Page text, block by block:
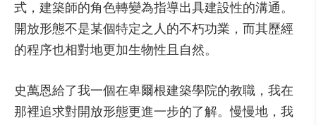
式，建築師的角色轉變為指導出具建設性的溝通。
開放形態不是某個特定之人的不朽功業，而其歷經
的程序也相對地更加生物性且自然。
史萬恩給了我一個在卑爾根建築學院的教職，我在
那裡追求對開放形態更進一步的了解。慢慢地，我